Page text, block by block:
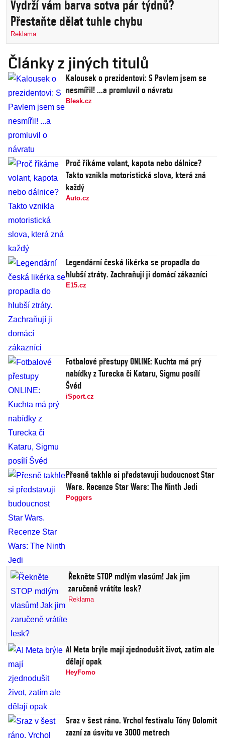
Vydrží vám barva sotva pár týdnů?
Přestaňte dělat tuhle chybu
Reklama
Články z jiných titulů
Kalousek o prezidentovi: S Pavlem jsem se
nesmířil! ...a promluvil o návratu
Blesk.cz
Proč říkáme volant, kapota nebo dálnice?
Takto vznikla motoristická slova, která zná
každý
Auto.cz
Legendární česká likérka se propadla do
hlubší ztráty. Zachraňují ji domácí zákazníci
E15.cz
Fotbalové přestupy ONLINE: Kuchta má prý
nabídky z Turecka či Kataru, Sigmu posílí
Švéd
iSport.cz
Přesně takhle si představuji budoucnost Star
Wars. Recenze Star Wars: The Ninth Jedi
Poggers
Řekněte STOP mdlým vlasům! Jak jim
zaručeně vrátíte lesk?
Reklama
AI Meta brýle mají zjednodušit život, zatím ale
dělají opak
HeyFomo
Sraz v šest ráno. Vrchol festivalu Tóny Dolomit
zazní za úsvitu ve 3000 metrech